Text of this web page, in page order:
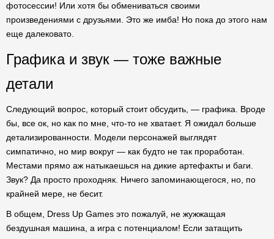
фотосессии! Или хотя бы обмениваться своими
произведениями с друзьями. Это же имба! Но пока до этого нам
еще далековато.
Графика и звук — тоже важные
детали
Следующий вопрос, который стоит обсудить, — графика. Вроде
бы, все ок, но как по мне, что-то не хватает. Я ожидал больше
детализированности. Модели персонажей выглядят
симпатично, но мир вокруг — как будто не так проработан.
Местами прямо аж натыкаешься на дикие артефакты и баги.
Звук? Да просто проходняк. Ничего запоминающегося, но, по
крайней мере, не бесит.
В общем, Dress Up Games это пожалуй, не жужжащая
бездушная машина, а игра с потенциалом! Если затащить